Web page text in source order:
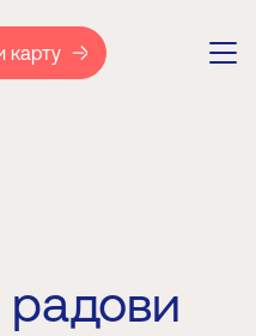
карту
радови